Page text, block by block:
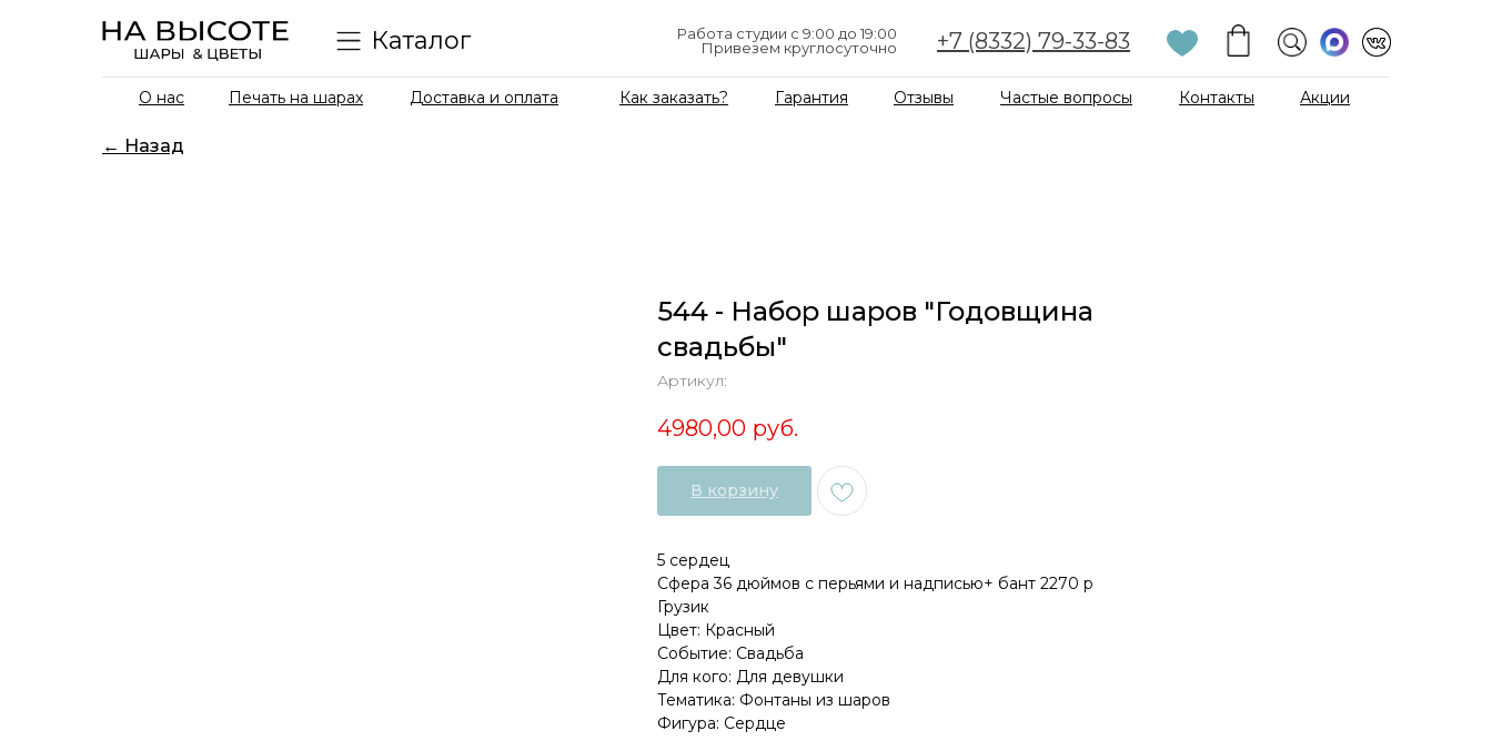
+7 (8332) 79-33-83
Работа студии с 9:00 до 19:00
Привезем круглосуточно
Каталог
Доставка и оплата Как заказать? Гарантия Отзывы Частые вопросы
Печать на шарах Контакты
О нас Акции
← Назад
544 - Набор шаров "Годовщина
свадьбы"
Артикул:
4980,00 руб.
В корзину
5 сердец
Сфера 36 дюймов с перьями и надписью+ бант 2270 р
Грузик
Цвет: Красный
Событие: Свадьба
Для кого: Для девушки
Тематика: Фонтаны из шаров
Фигура: Сердце